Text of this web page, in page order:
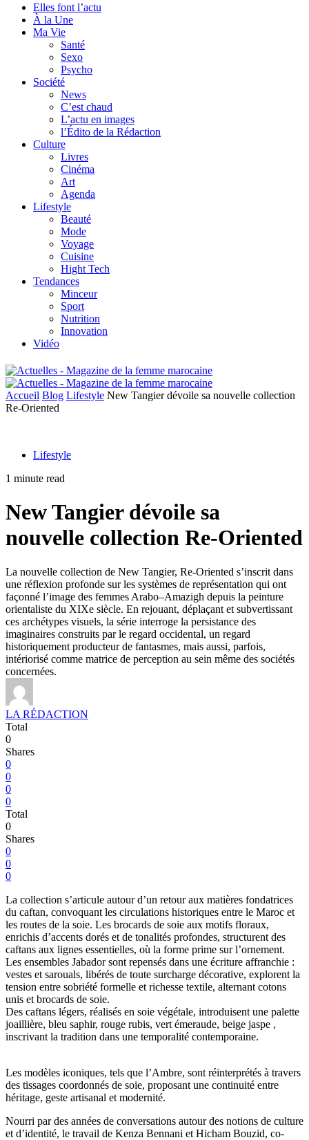
Elles font l’actu
À la Une
Ma Vie
Santé
Sexo
Psycho
Société
News
C’est chaud
L’actu en images
l’Édito de la Rédaction
Culture
Livres
Cinéma
Art
Agenda
Lifestyle
Beauté
Mode
Voyage
Cuisine
Hight Tech
Tendances
Minceur
Sport
Nutrition
Innovation
Vidéo
Accueil Blog Lifestyle New Tangier dévoile sa nouvelle collection
Re-Oriented
Lifestyle
1 minute read
New Tangier dévoile sa
nouvelle collection Re-Oriented
La nouvelle collection de New Tangier, Re-Oriented s’inscrit dans
une réflexion profonde sur les systèmes de représentation qui ont
façonné l’image des femmes Arabo–Amazigh depuis la peinture
orientaliste du XIXe siècle. En rejouant, déplaçant et subvertissant
ces archétypes visuels, la série interroge la persistance des
imaginaires construits par le regard occidental, un regard
historiquement producteur de fantasmes, mais aussi, parfois,
intériorisé comme matrice de perception au sein même des sociétés
concernées.
LA RÉDACTION
Total
0
Shares
0
0
0
0
Total
0
Shares
0
0
0
La collection s’articule autour d’un retour aux matières fondatrices
du caftan, convoquant les circulations historiques entre le Maroc et
les routes de la soie. Les brocards de soie aux motifs floraux,
enrichis d’accents dorés et de tonalités profondes, structurent des
caftans aux lignes essentielles, où la forme prime sur l’ornement.
Les ensembles Jabador sont repensés dans une écriture affranchie :
vestes et sarouals, libérés de toute surcharge décorative, explorent la
tension entre sobriété formelle et richesse textile, alternant cotons
unis et brocards de soie.
Des caftans légers, réalisés en soie végétale, introduisent une palette
joaillière, bleu saphir, rouge rubis, vert émeraude, beige jaspe ,
inscrivant la tradition dans une temporalité contemporaine.
Les modèles iconiques, tels que l’Ambre, sont réinterprétés à travers
des tissages coordonnés de soie, proposant une continuité entre
héritage, geste artisanal et modernité.
Nourri par des années de conversations autour des notions de culture
et d’identité, le travail de Kenza Bennani et Hicham Bouzid, co-